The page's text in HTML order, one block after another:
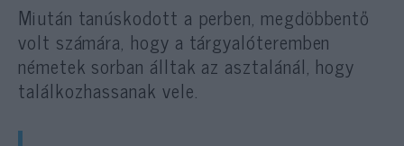
Miután tanúskodott a perben, megdöbbentő
volt számára, hogy a tárgyalóteremben
németek sorban álltak az asztalánál, hogy
találkozhassanak vele.